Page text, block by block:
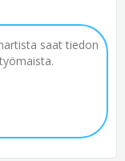
saat tiedon